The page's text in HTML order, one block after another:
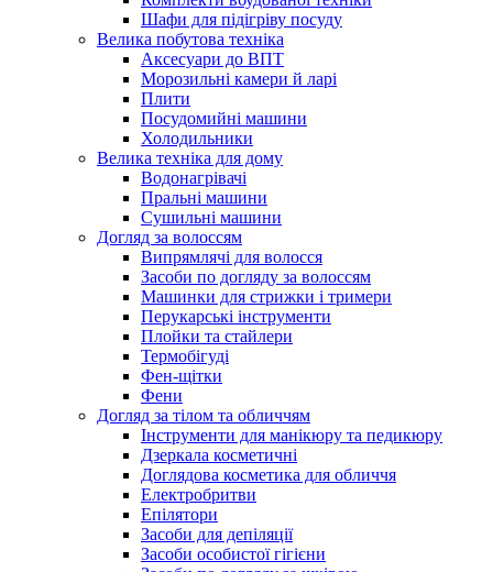
Шафи для підігріву посуду
Велика побутова техніка
Аксесуари до ВПТ
Морозильні камери й ларі
Плити
Посудомийні машини
Холодильники
Велика техніка для дому
Водонагрівачі
Пральні машини
Сушильні машини
Догляд за волоссям
Випрямлячі для волосся
Засоби по догляду за волоссям
Машинки для стрижки і тримери
Перукарські інструменти
Плойки та стайлери
Термобігуді
Фен-щітки
Фени
Догляд за тілом та обличчям
Інструменти для манікюру та педикюру
Дзеркала косметичні
Доглядова косметика для обличчя
Електробритви
Епілятори
Засоби для депіляції
Засоби особистої гігієни